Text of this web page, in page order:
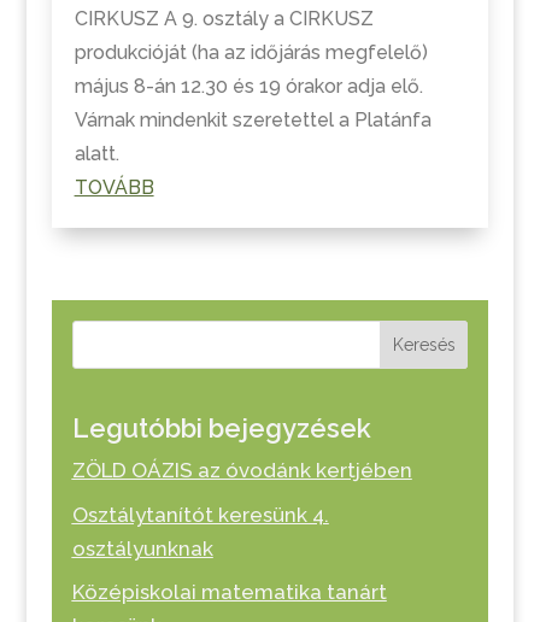
CIRKUSZ A 9. osztály a CIRKUSZ
produkcióját (ha az időjárás megfelelő)
május 8-án 12.30 és 19 órakor adja elő.
Várnak mindenkit szeretettel a Platánfa
alatt.
TOVÁBB
Keresés
Legutóbbi bejegyzések
ZÖLD OÁZIS az óvodánk kertjében
Osztálytanítót keresünk 4.
osztályunknak
Középiskolai matematika tanárt